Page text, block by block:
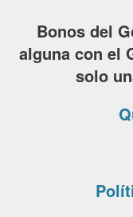
Bonos del
alguna con el
solo